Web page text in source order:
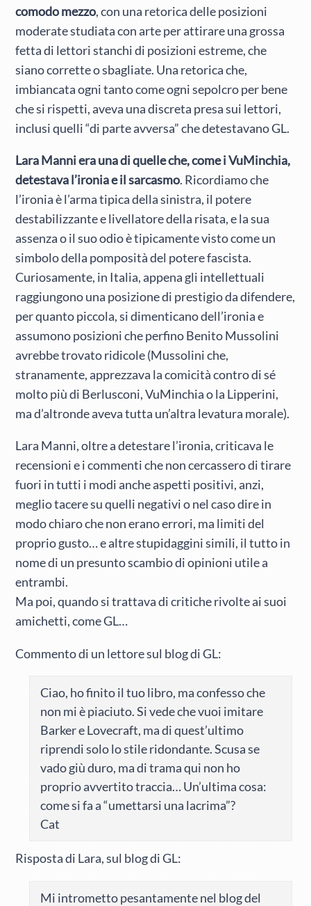
comodo mezzo, con una retorica delle posizioni
moderate studiata con arte per attirare una grossa
fetta di lettori stanchi di posizioni estreme, che
siano corrette o sbagliate. Una retorica che,
imbiancata ogni tanto come ogni sepolcro per bene
che si rispetti, aveva una discreta presa sui lettori,
inclusi quelli “di parte avversa” che detestavano GL.
Lara Manni era una di quelle che, come i VuMinchia,
detestava l’ironia e il sarcasmo. Ricordiamo che
l’ironia è l’arma tipica della sinistra, il potere
destabilizzante e livellatore della risata, e la sua
assenza o il suo odio è tipicamente visto come un
simbolo della pomposità del potere fascista.
Curiosamente, in Italia, appena gli intellettuali
raggiungono una posizione di prestigio da difendere,
per quanto piccola, si dimenticano dell’ironia e
assumono posizioni che perfino Benito Mussolini
avrebbe trovato ridicole (Mussolini che,
stranamente, apprezzava la comicità contro di sé
molto più di Berlusconi, VuMinchia o la Lipperini,
ma d’altronde aveva tutta un’altra levatura morale).
Lara Manni, oltre a detestare l’ironia, criticava le
recensioni e i commenti che non cercassero di tirare
fuori in tutti i modi anche aspetti positivi, anzi,
meglio tacere su quelli negativi o nel caso dire in
modo chiaro che non erano errori, ma limiti del
proprio gusto… e altre stupidaggini simili, il tutto in
nome di un presunto scambio di opinioni utile a
entrambi.
Ma poi, quando si trattava di critiche rivolte ai suoi
amichetti, come GL…
Commento di un lettore sul blog di GL:
Ciao, ho finito il tuo libro, ma confesso che
non mi è piaciuto. Si vede che vuoi imitare
Barker e Lovecraft, ma di quest’ultimo
riprendi solo lo stile ridondante. Scusa se
vado giù duro, ma di trama qui non ho
proprio avvertito traccia… Un’ultima cosa:
come si fa a “umettarsi una lacrima”?
Cat
Risposta di Lara, sul blog di GL:
Mi intrometto pesantamente nel blog del